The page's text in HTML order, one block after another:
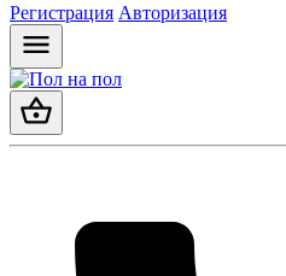
Регистрация Авторизация